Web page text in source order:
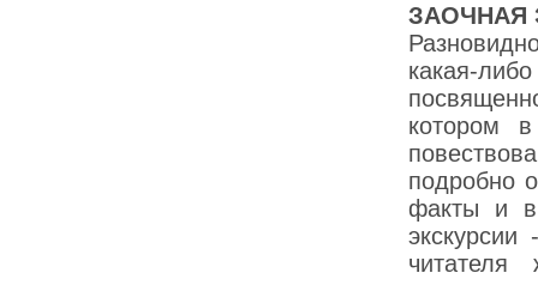
ЗАОЧНАЯ
какая-
котором
подробно
факты и
экскурсии